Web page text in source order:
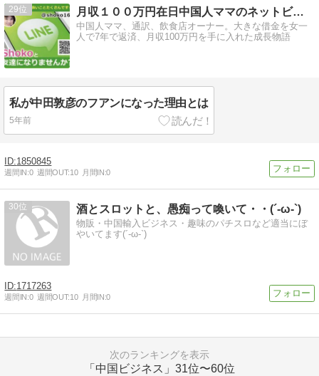
29 月収１００万円在日中国人ママのネットビジネス成長日記 | …
中国人ママ、通訳、飲食店オーナー。大きな借金を女一
人で7年で返済、月収100万円を手に入れた成長物語
私が中田敦彦のフアンになった理由とは
5年前
1850845
週間IN:0 週間OUT:10 月間IN:0
30 酒とスロットと、愚痴って喚いて・・(´-ω-`)
物販・中国輸入ビジネス・趣味のパチスロなど適当にぼ
やいてます(´-ω-`)
1717263
週間IN:0 週間OUT:10 月間IN:0
次のランキングを表示
「中国ビジネス」 31位〜60位